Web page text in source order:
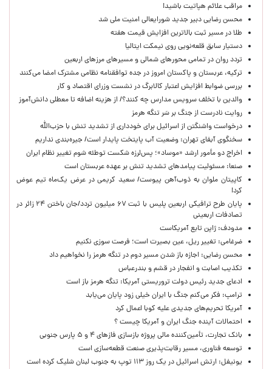
مراقب علائم هپاتیت باشید!
محسن رضایی دبیر جدید شورایعالی امنیت ملی شد
طلا در مسیر ثبت بالاترین افزایش قیمت هفته
دستیار سابق قلعه‌نویی روی نیمکت ایتالیا
تردد روان در تمامی محورهای شمالی و مسیرهای مرزهای اربعین
ترکیه، عربستان و پاکستان امروز در جده توافقنامه نظامی مشترک امضا می‌کنند
بررسی ضوابط افزایش اعتبار کالابرگ در نشست وزرای اقتصاد و کار
والدین با تخلف سرویس مدارس چه کنند؟/ از هزینه اضافه تا معطلی دانش‌آموز
روایت نادرست از جنگ بر سَر تنگه هرمز
درخواست واشنگتن از اسرائیل برای خودداری از تشدید تنش با حزب‌الله
سخنگوی آبفای تهران: وضعیت آب پایتخت پایدار است/ جیره‌بندی نداریم
اخراج دو مأمور ارشد «موساد»؛ پس‌لرزه شکست توطئه شوم تغییر نظام ایران
صنعا: مسئولیت پیامدهای تشدید تنش بر عهده عربستان است
کاپیتان ملوان به ذوب‌آهن پیوست/ سعید کریمی در عرض یک‌ماه تیم عوض
کرد!
پایان طرح ترافیکی اربعین پلیس با ثبت ۶۷ میلیون تردد/جان باختن ۲۴ زائر در
تصادفات اربعینی
مدودف: ژاپن تابع آمریکاست
ضرغامی: تغییر ریل، عین بصیرت است؛ فرصت سوزی نکنیم
محسن رضایی: اجازه باز شدن مسیر دوم در تنگه هرمز را نخواهیم داد
تکذیب اصابت و انفجار در قشم و بندرعباس
ادعای جدید رئیس دولت تروریستی آمریکا: تنگه هرمز باز است
ترامپ: فکر می‌کنم جنگ با ایران خیلی زود پایان می‌یابد
آمریکا تحریم‌های جدیدی علیه کوبا اعمال کرد
احتمالات آینده جنگ ایران و آمریکا چیست ؟
بانک تجارت، تأمین‌کننده مالی پروژه بازسازی فازهای ۴ و ۵ پارس جنوبی
توسعه فناوری، مسیر رقابت‌پذیری صنعت قطعه‌سازی است
یونیفل: ارتش اسرائیل در یک روز ۱۱۳ توپ به جنوب لبنان شلیک کرده است